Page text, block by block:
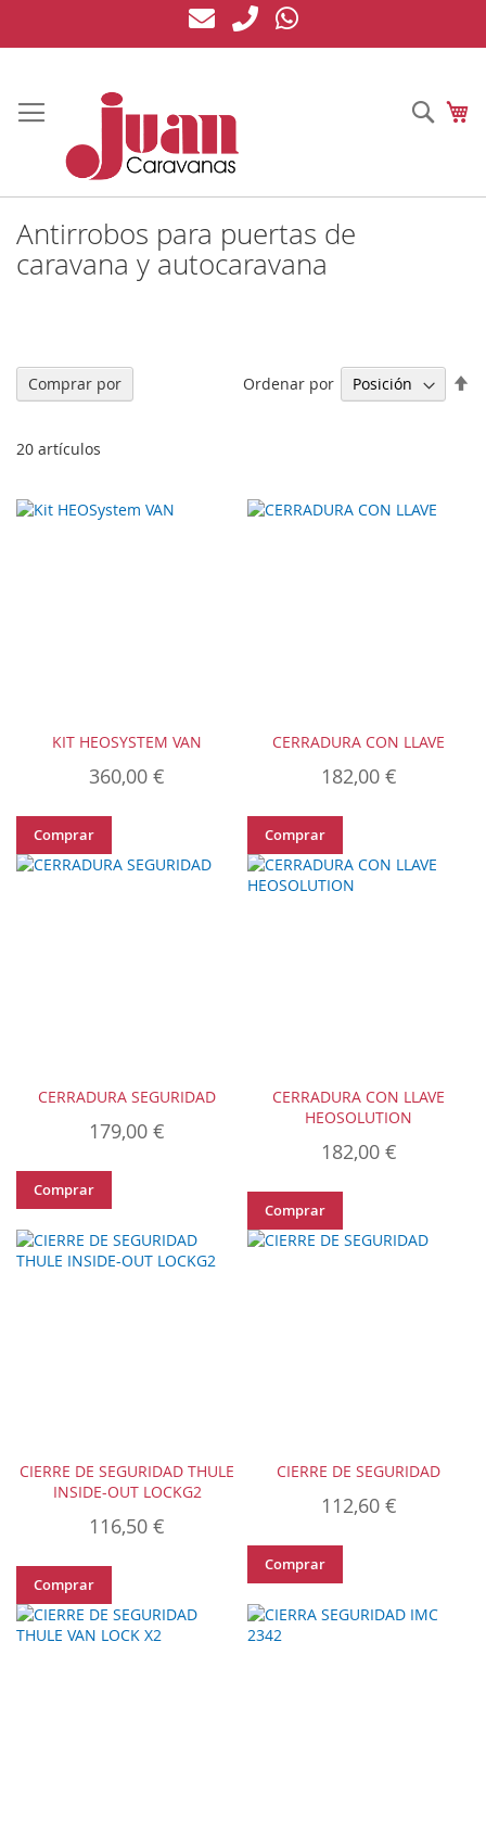
contenido
Antirrobos para puertas de
caravana y autocaravana
20 artículos
Ordenar por
KIT HEOSYSTEM VAN
360,00 €
Comprar
CERRADURA CON LLAVE
182,00 €
Comprar
CERRADURA SEGURIDAD
179,00 €
Comprar
CERRADURA CON LLAVE
HEOSOLUTION
182,00 €
Comprar
CIERRE DE SEGURIDAD THULE
INSIDE-OUT LOCKG2
116,50 €
Comprar
CIERRE DE SEGURIDAD
112,60 €
Comprar
Comprar por